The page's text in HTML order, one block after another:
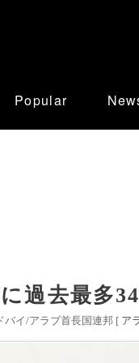
Popular
過去最多
バイ/アラブ首長国連邦 [ ア